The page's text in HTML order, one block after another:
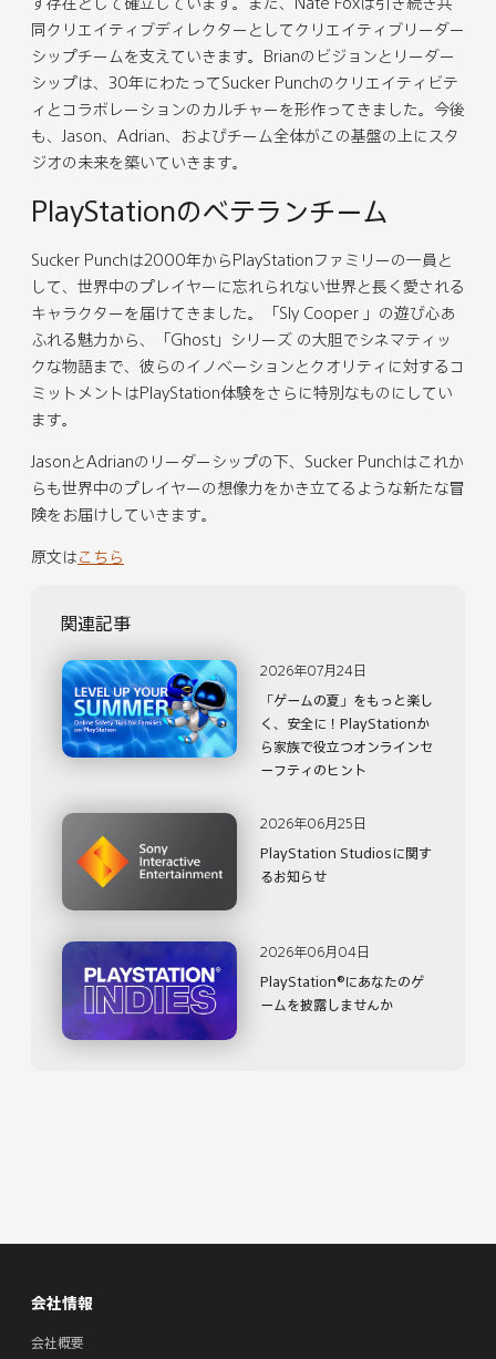
同クリエイティブディレクターとしてクリエイティブリーダー
シップチームを支えていきます。Brianのビジョンとリーダー
シップは、30年にわたってSucker Punchのクリエイティビテ
ィとコラボレーションのカルチャーを形作ってきました。今後
も、Jason、Adrian、およびチーム全体がこの基盤の上にスタ
ジオの未来を築いていきます。
PlayStationのベテランチーム
Sucker Punchは2000年からPlayStationファミリーの一員と
して、世界中のプレイヤーに忘れられない世界と長く愛される
キャラクターを届けてきました。「Sly Cooper 」の遊び心あ
ふれる魅力から、「Ghost」シリーズ の大胆でシネマティッ
クな物語まで、彼らのイノベーションとクオリティに対するコ
ミットメントはPlayStation体験をさらに特別なものにしてい
ます。
JasonとAdrianのリーダーシップの下、Sucker Punchはこれか
らも世界中のプレイヤーの想像力をかき立てるような新たな冒
険をお届けしていきます。
原文はこちら
関連記事
「ゲームの夏」をもっと楽し
く、安全に！PlayStationか
ら家族で役立つオンラインセ
ーフティのヒント
2026年07月24日
PlayStation Studiosに関す
るお知らせ
2026年06月25日
PlayStation®にあなたのゲ
ームを披露しませんか
2026年06月04日
会社情報
会社概要